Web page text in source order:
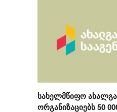
სახელმწიფო
ორგანიზაციებს 50